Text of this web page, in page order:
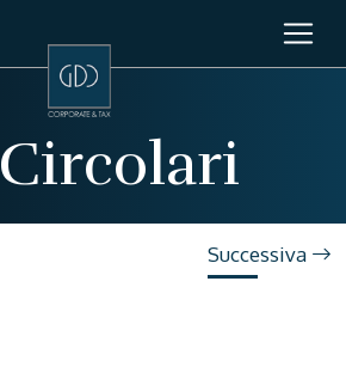
Circolari
Successiva